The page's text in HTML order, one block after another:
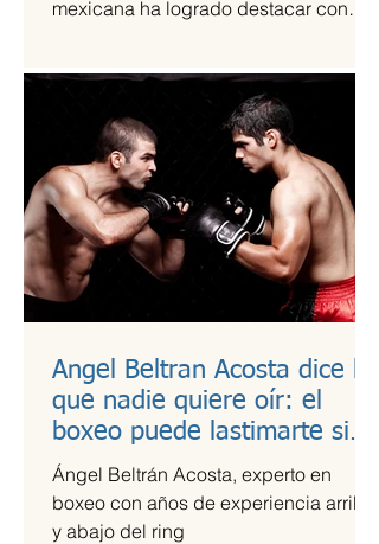
mexicana ha logrado destacar con
marca de burritos norteños creada por
la emprendedora Camila García-
Castells, que combina tradición
culinaria con innovación y conciencia
nutricional.
Angel Beltran Acosta dice lo
que nadie quiere oír: el
boxeo puede lastimarte si
no te cuidas
Ángel Beltrán Acosta, experto en
boxeo con años de experiencia arriba
y abajo del ring